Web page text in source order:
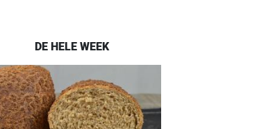
DE HELE WEEK